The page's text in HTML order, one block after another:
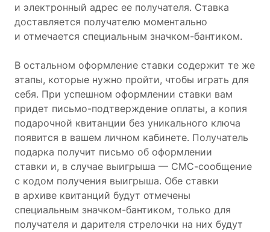
и электронный адрес ее получателя. Ставка
доставляется получателю моментально
и отмечается специальным значком-бантиком.
В остальном оформление ставки содержит те же
этапы, которые нужно пройти, чтобы играть для
себя. При успешном оформлении ставки вам
придет письмо-подтверждение оплаты, а копия
подарочной квитанции без уникального ключа
появится в вашем личном кабинете. Получатель
подарка получит письмо об оформлении
ставки и, в случае выигрыша — СМС-сообщение
с кодом получения выигрыша. Обе ставки
в архиве квитанций будут отмечены
специальным значком-бантиком, только для
получателя и дарителя стрелочки на них будут